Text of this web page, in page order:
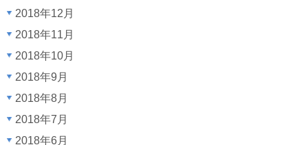
2018年12月
2018年11月
2018年10月
2018年9月
2018年8月
2018年7月
2018年6月